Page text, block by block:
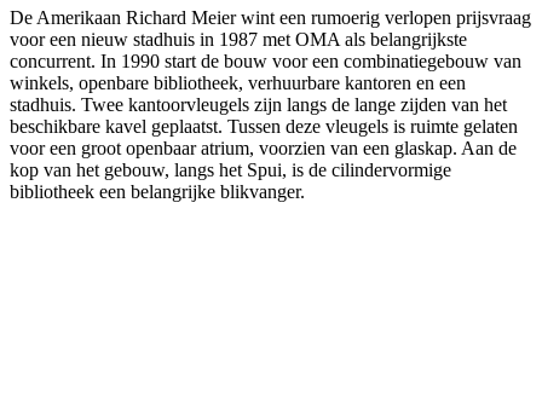
De Amerikaan Richard Meier wint een rumoerig verlopen prijsvraag
voor een nieuw stadhuis in 1987 met OMA als belangrijkste
concurrent. In 1990 start de bouw voor een combinatiegebouw van
winkels, openbare bibliotheek, verhuurbare kantoren en een
stadhuis. Twee kantoorvleugels zijn langs de lange zijden van het
beschikbare kavel geplaatst. Tussen deze vleugels is ruimte gelaten
voor een groot openbaar atrium, voorzien van een glaskap. Aan de
kop van het gebouw, langs het Spui, is de cilindervormige
bibliotheek een belangrijke blikvanger.